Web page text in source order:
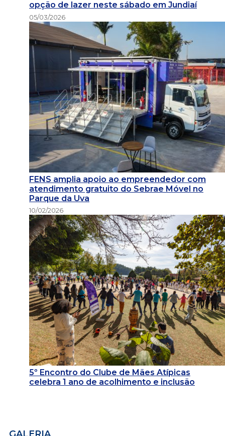
opção de lazer neste sábado em Jundiaí
05/03/2026
FENS amplia apoio ao empreendedor com
atendimento gratuito do Sebrae Móvel no
Parque da Uva
10/02/2026
5º Encontro do Clube de Mães Atípicas
celebra 1 ano de acolhimento e inclusão